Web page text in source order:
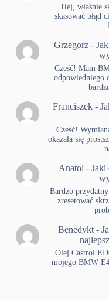
Hej, właśnie
skasować błąd
Grzegorz-
Cześć! Mam
odpowiedniego
Franciszek-
Cześć!
okazała się
Anatol - Jaki
Bardzo
zresetować
Benedykt-
Olej Castrol
mojego BMW